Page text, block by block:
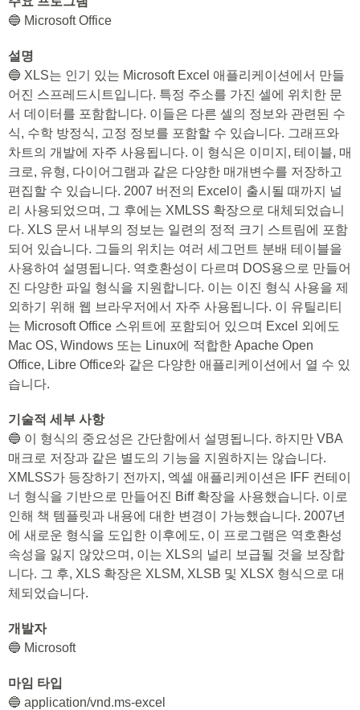
🔵 Microsoft Office
설명
🔵 XLS는 인기 있는 Microsoft Excel 애플리케이션에서 만들
어진 스프레드시트입니다. 특정 주소를 가진 셀에 위치한 문
서 데이터를 포함합니다. 이들은 다른 셀의 정보와 관련된 수
식, 수학 방정식, 고정 정보를 포함할 수 있습니다. 그래프와
차트의 개발에 자주 사용됩니다. 이 형식은 이미지, 테이블, 매
크로, 유형, 다이어그램과 같은 다양한 매개변수를 저장하고
편집할 수 있습니다. 2007 버전의 Excel이 출시될 때까지 널
리 사용되었으며, 그 후에는 XMLSS 확장으로 대체되었습니
다. XLS 문서 내부의 정보는 일련의 정적 크기 스트림에 포함
되어 있습니다. 그들의 위치는 여러 세그먼트 분배 테이블을
사용하여 설명됩니다. 역호환성이 다르며 DOS용으로 만들어
진 다양한 파일 형식을 지원합니다. 이는 이진 형식 사용을 제
외하기 위해 웹 브라우저에서 자주 사용됩니다. 이 유틸리티
는 Microsoft Office 스위트에 포함되어 있으며 Excel 외에도
Mac OS, Windows 또는 Linux에 적합한 Apache Open
Office, Libre Office와 같은 다양한 애플리케이션에서 열 수 있
습니다.
기술적 세부 사항
🔵 이 형식의 중요성은 간단함에서 설명됩니다. 하지만 VBA
매크로 저장과 같은 별도의 기능을 지원하지는 않습니다.
XMLSS가 등장하기 전까지, 엑셀 애플리케이션은 IFF 컨테이
너 형식을 기반으로 만들어진 Biff 확장을 사용했습니다. 이로
인해 책 템플릿과 내용에 대한 변경이 가능했습니다. 2007년
에 새로운 형식을 도입한 이후에도, 이 프로그램은 역호환성
속성을 잃지 않았으며, 이는 XLS의 널리 보급될 것을 보장합
니다. 그 후, XLS 확장은 XLSM, XLSB 및 XLSX 형식으로 대
체되었습니다.
개발자
🔵 Microsoft
마임 타입
🔵 application/vnd.ms-excel